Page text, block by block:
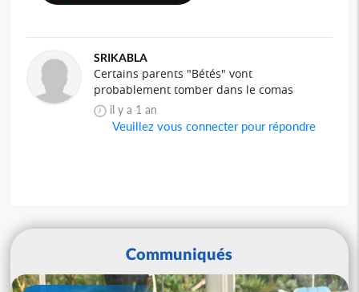
SRIKABLA
Certains parents "Bétés" vont
probablement tomber dans le comas
il y a 1 an
Veuillez vous connecter pour répondre
Communiqués